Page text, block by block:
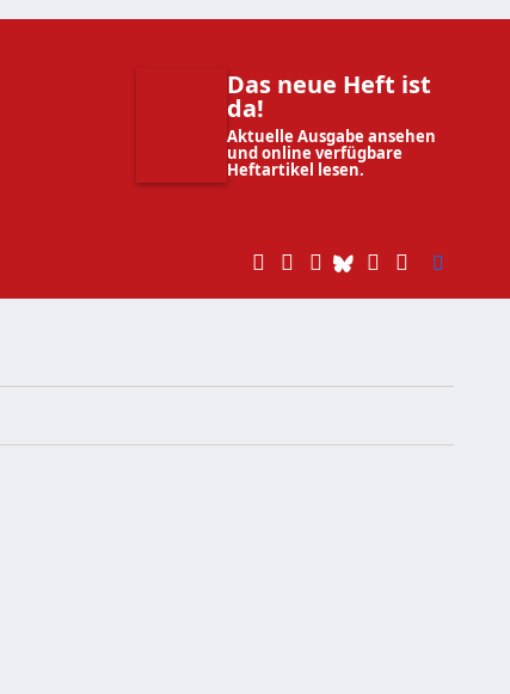
Das neue Heft ist
da!
Aktuelle Ausgabe ansehen
und online verfügbare
Heftartikel lesen.